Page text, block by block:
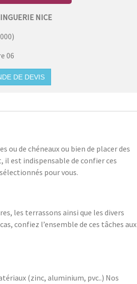
NICE
)
06
DE DEVIS
ou de chéneaux ou bien de placer des
il est indispensable de confier ces
pour vous.
les terrassons ainsi que les divers
confiez l’ensemble de ces tâches aux
(zinc, aluminium, pvc..) Nos